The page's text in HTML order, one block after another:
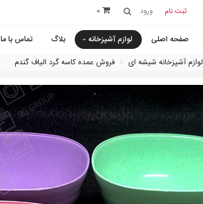
ثبت نام ورود 0
صفحه اصلی لوازم آشپزخانه بلاگ تماس با ما
لوازم آشپزخانه شیشه ای فروش عمده کاسه گرد الياف گندم